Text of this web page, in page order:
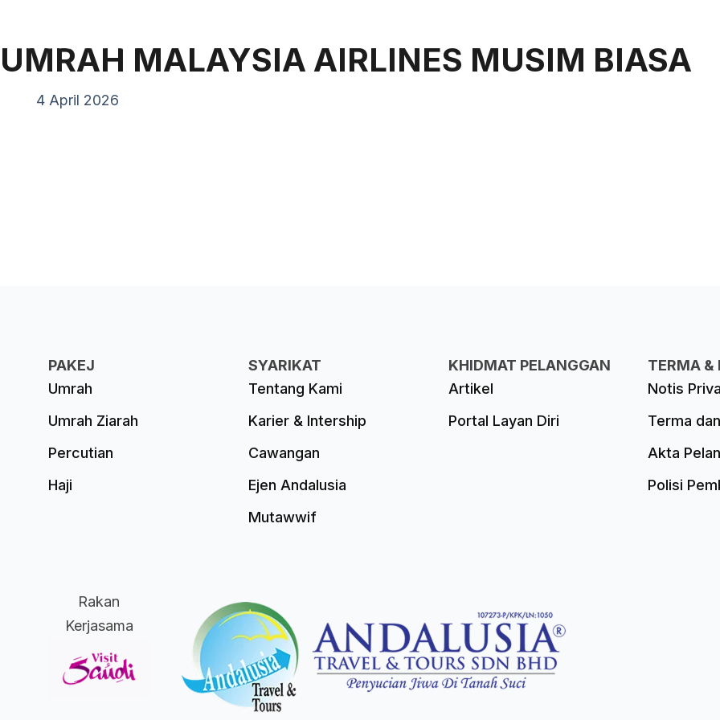
UMRAH MALAYSIA AIRLINES MUSIM BIASA
4 April 2026
PAKEJ
Umrah
Umrah Ziarah
Percutian
Haji
SYARIKAT
Tentang Kami
Karier & Intership
Cawangan
Ejen Andalusia
Mutawwif
KHIDMAT PELANGGAN
Artikel
Portal Layan Diri
TERMA &
Notis
Terma
Akta
Polisi
Rakan
Kerjasama